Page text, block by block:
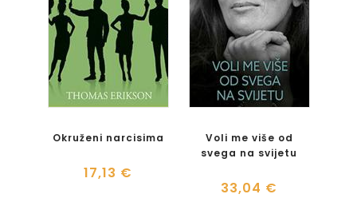
Okruženi narcisima
17,13 €
Voli me više od
svega na svijetu
33,04 €